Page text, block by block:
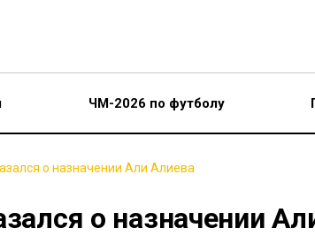
ЧМ-2026 по футболу
о назначении Али Алиева
о назначении